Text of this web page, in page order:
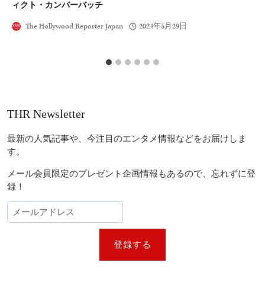
ィクト・カンバーバッチ
The Hollywood Reporter Japan 2024年5月29日
THR Newsletter
最新の人気記事や、今注目のエンタメ情報などをお届けしま
す。
メール会員限定のプレゼント企画情報もあるので、忘れずに登
録！
登録する